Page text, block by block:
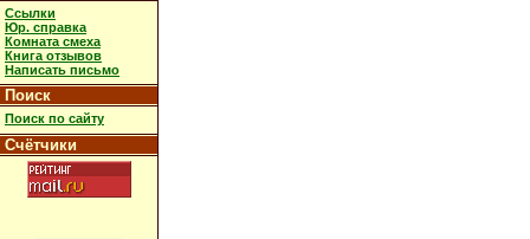
Ссылки
Юр. справка
Комната смеха
Книга отзывов
Написать письмо
Поиск
Поиск по сайту
Счётчики